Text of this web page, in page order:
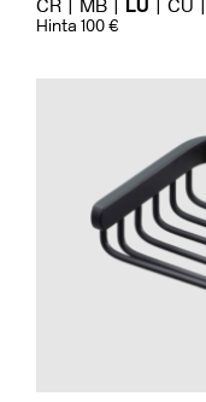
CR MB LU CU
Hinta 100 €